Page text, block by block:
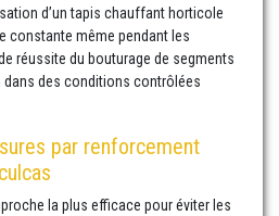
d’un tapis chauffant horticole
constante même pendant les
réussite du bouturage de segments
dans des conditions contrôlées
par renforcement
la plus efficace pour éviter les